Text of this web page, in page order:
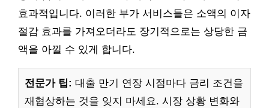
효과적입니다. 이러한 부가 서비스들은 소액의 이자
절감 효과를 가져오더라도 장기적으로는 상당한 금
액을 아낄 수 있게 합니다.
전문가 팁: 대출 만기 연장 시점마다 금리 조건을
재협상하는 것을 잊지 마세요. 시장 상황 변화와